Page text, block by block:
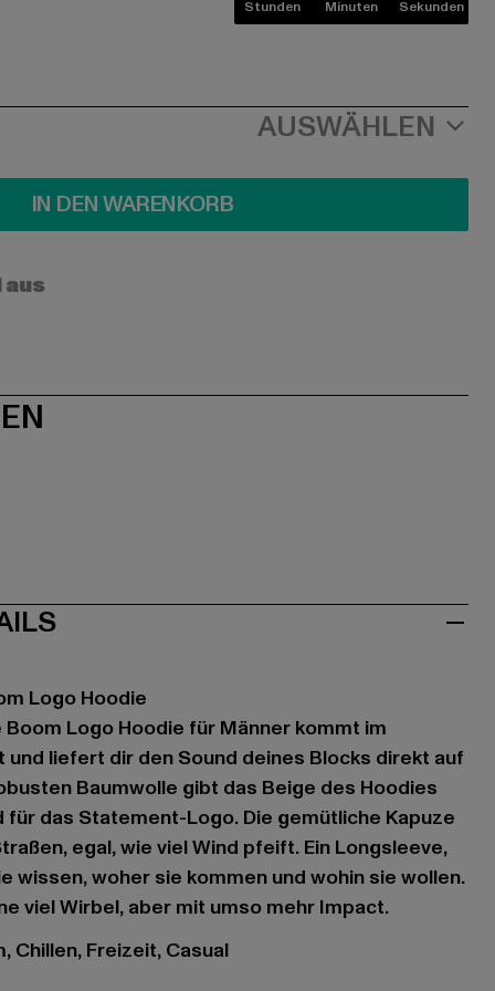
Stunden Minuten Sekunden
AUSWÄHLEN
IN DEN WARENKORB
Logo Hoodie
Boom Logo Hoodie für Männer kommt im
und liefert dir den Sound deines Blocks direkt auf
Baumwolle gibt das Beige des Hoodies
das Statement-Logo. Die gemütliche Kapuze
egal, wie viel Wind pfeift. Ein Longsleeve,
wissen, woher sie kommen und wohin sie wollen.
viel Wirbel, aber mit umso mehr Impact.
Chillen, Freizeit, Casual